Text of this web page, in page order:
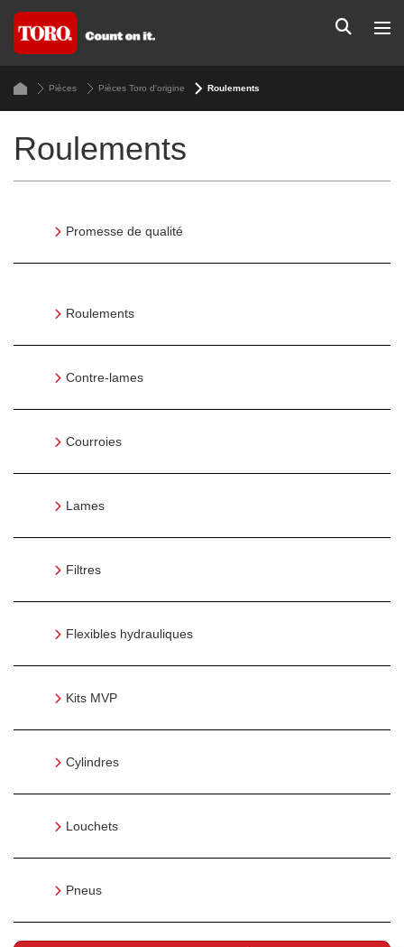
Pièces Pièces Toro d'origine Roulements
Roulements
Promesse de qualité
Roulements
Contre-lames
Courroies
Lames
Filtres
Flexibles hydrauliques
Kits MVP
Cylindres
Louchets
Pneus